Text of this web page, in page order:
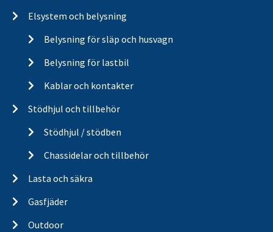
Elsystem och belysning
Belysning för släp och husvagn
Belysning för lastbil
Kablar och kontakter
Stödhjul och tillbehör
Stödhjul / stödben
Chassidelar och tillbehör
Lasta och säkra
Gasfjäder
Outdoor